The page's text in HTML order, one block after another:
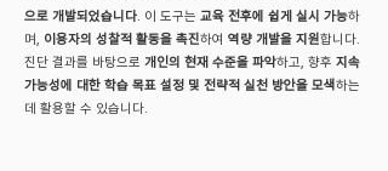
으로 개발되었습니다. 이 도구는 교육 전후에 쉽게 실시 가능하
며, 이용자의 성찰적 활동을 촉진하여 역량 개발을 지원합니다.
진단 결과를 바탕으로 개인의 현재 수준을 파악하고, 향후 지속
가능성에 대한 학습 목표 설정 및 전략적 실천 방안을 모색하는
데 활용할 수 있습니다.